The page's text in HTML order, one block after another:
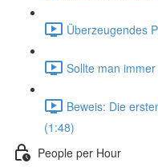
Überzeugendes
Sollte man
Beweis: Die
(1:48)
People per Hour